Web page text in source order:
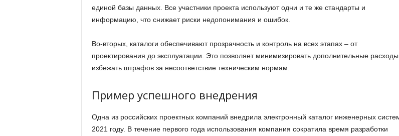
единой базы данных. Все участники проекта используют одни и те же стандарты и
информацию, что снижает риски недопонимания и ошибок.
Во-вторых, каталоги обеспечивают прозрачность и контроль на всех этапах – от
проектирования до эксплуатации. Это позволяет минимизировать дополнительные
избежать штрафов за несоответствие техническим нормам.
Пример успешного внедрения
Одна из российских проектных компаний внедрила электронный каталог инженерных
2021 году. В течение первого года использования компания сократила время разработки